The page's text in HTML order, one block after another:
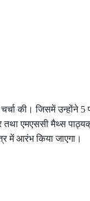
भी चर्चा की। जिसमें
तथा एमएससी मैथ्स
में आरंभ किया जाएगा।